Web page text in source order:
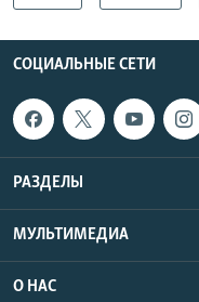
СОЦИАЛЬНЫЕ СЕТИ
РАЗДЕЛЫ
МУЛЬТИМЕДИА
О НАС